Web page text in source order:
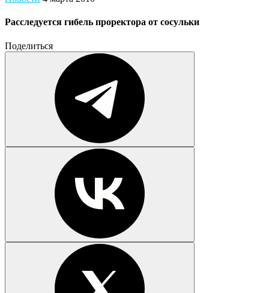
Расследуется гибель проректора от сосульки
Поделиться